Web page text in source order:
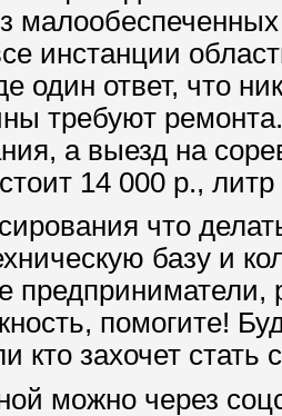
инстанции
один ответ, что
требуют
а выезд на
14 000 р.,
что
базу и
помогите!
кто захочет
можно через